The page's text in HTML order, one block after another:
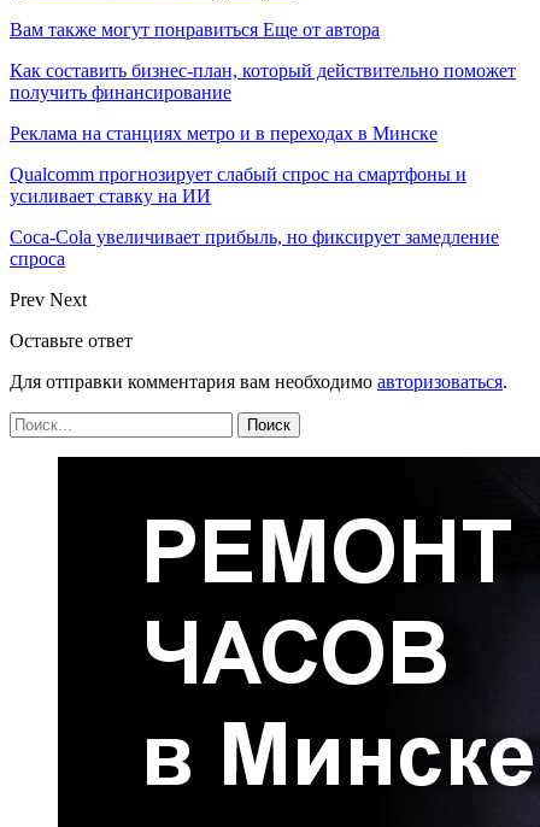
Вам также могут понравиться Еще от автора
Как составить бизнес-план, который действительно поможет
получить финансирование
Реклама на станциях метро и в переходах в Минске
Qualcomm прогнозирует слабый спрос на смартфоны и
усиливает ставку на ИИ
Coca-Cola увеличивает прибыль, но фиксирует замедление
спроса
Prev Next
Оставьте ответ
Для отправки комментария вам необходимо авторизоваться.